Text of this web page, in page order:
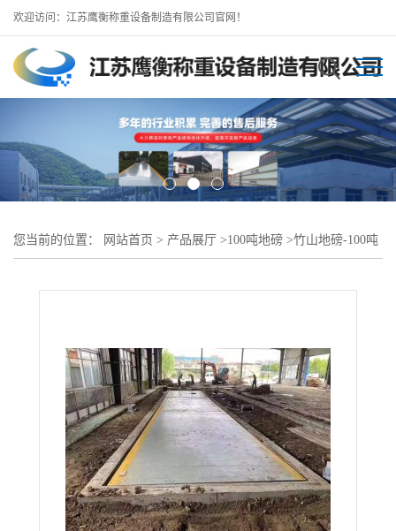
欢迎访问：江苏鹰衡称重设备制造有限公司官网！
您当前的位置： 网站首页 > 产品展厅 >100吨地磅 >竹山地磅-100吨